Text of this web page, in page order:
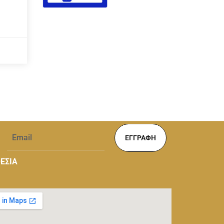
ΕΓΓΡΑΦΉ